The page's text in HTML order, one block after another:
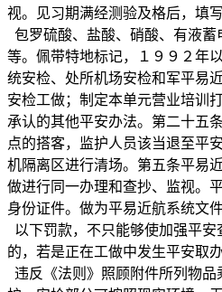
视。见习期满经测验及格后，填
包罗硫酸、盐酸、硝酸、有液
等。佩带特地标记，１９９２年
统安检、处所机场安检和军平易
安检工做；制定本单元营业培训
承认的其他平安办法。第二十五
点的搭客，监护人员该当退至平
机隔离区进行清场。第五条平易
做进行同一办理和查抄、监视。
身份证件。做为平易近航系统文
以下罚款，不只能够使加强平
的，若是正在工做中发生平安取
违反《法则》照顾附件所列物